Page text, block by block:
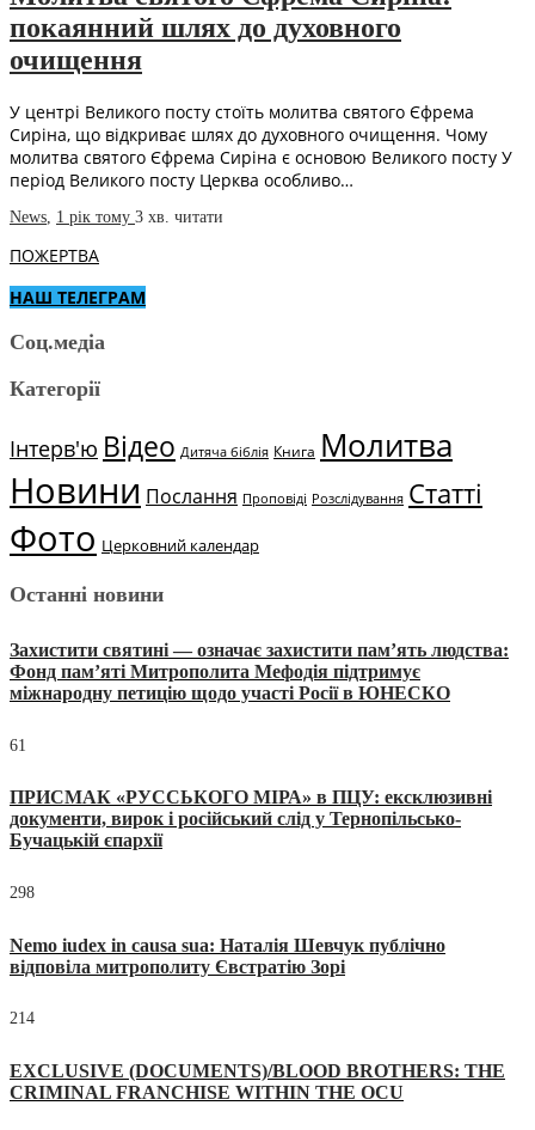
покаянний шлях до духовного
очищення
У центрі Великого посту стоїть молитва святого Єфрема
Сиріна, що відкриває шлях до духовного очищення. Чому
молитва святого Єфрема Сиріна є основою Великого посту У
період Великого посту Церква особливо…
News, 1 рік тому 3 хв. читати
ПОЖЕРТВА
НАШ ТЕЛЕГРАМ
Соц.медіа
Категорії
Інтерв'ю Відео Дитяча біблія Книга Молитва
Новини Послання Проповіді Розслідування Статті
Фото Церковний календар
Останні новини
Захистити святині — означає захистити пам’ять людства:
Фонд пам’яті Митрополита Мефодія підтримує
міжнародну петицію щодо участі Росії в ЮНЕСКО
61
ПРИСМАК «РУССЬКОГО МІРА» в ПЦУ: ексклюзивні
документи, вирок і російський слід у Тернопільсько-
Бучацькій єпархії
298
Nemo iudex in causa sua: Наталія Шевчук публічно
відповіла митрополиту Євстратію Зорі
214
EXCLUSIVE (DOCUMENTS)/BLOOD BROTHERS: THE
CRIMINAL FRANCHISE WITHIN THE OCU